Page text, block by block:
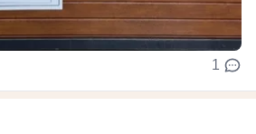
1